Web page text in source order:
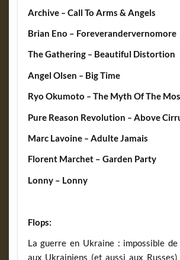
Archive– Call To Arms & Angels
Brian Eno – Foreverandervernomore
The Gathering– Beautiful Distortion
Angel Olsen – Big Time
Ryo Okumoto – The Myth Of The
Pure Reason Revolution – Above
Marc Lavoine– Adulte Jamais
Florent Marchet – Garden Party
Lonny – Lonny
Flops:
La guerre en Ukraine : impossible
aux Ukrainiens (et aussi aux